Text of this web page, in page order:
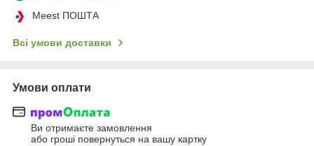
Meest ПОШТА
Всі умови доставки
Умови оплати
Ви отримаєте замовлення
або гроші повернуться на вашу картку